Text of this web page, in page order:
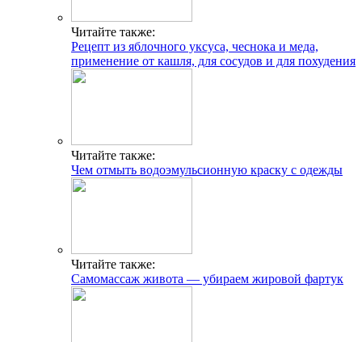
Читайте также:
Рецепт из яблочного уксуса, чеснока и меда,
применение от кашля, для сосудов и для похудения
Читайте также:
Чем отмыть водоэмульсионную краску с одежды
Читайте также:
Самомассаж живота — убираем жировой фартук